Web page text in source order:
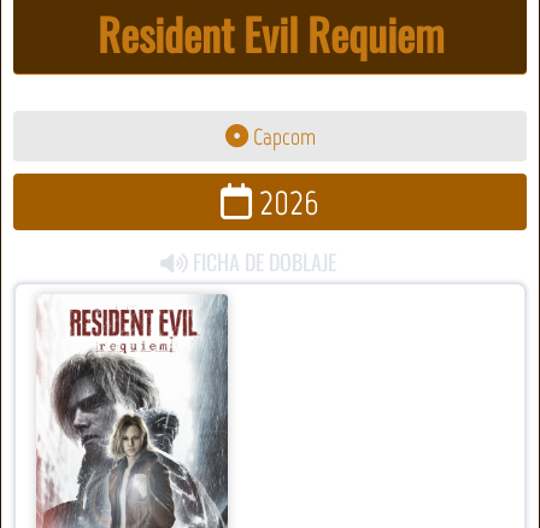
Resident Evil Requiem
Capcom
2026
FICHA DE DOBLAJE